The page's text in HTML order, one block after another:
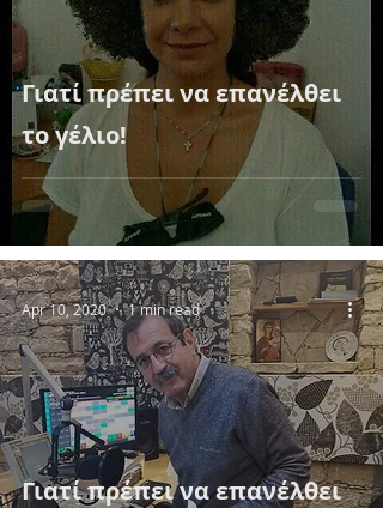
Γιατί πρέπει να επανέλθει
το γέλιο!
Γιατί πρέπει να επανέλθει
Apr 10, 2020 1 min read